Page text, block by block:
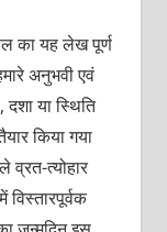
का यह लेख पूर्ण
अनुभवी एवं
दशा या स्थिति
किया गया
त्योहार